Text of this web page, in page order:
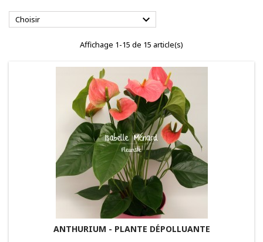
Choisir 
Affichage 1-15 de 15 article(s)
ANTHURIUM - PLANTE DÉPOLLUANTE